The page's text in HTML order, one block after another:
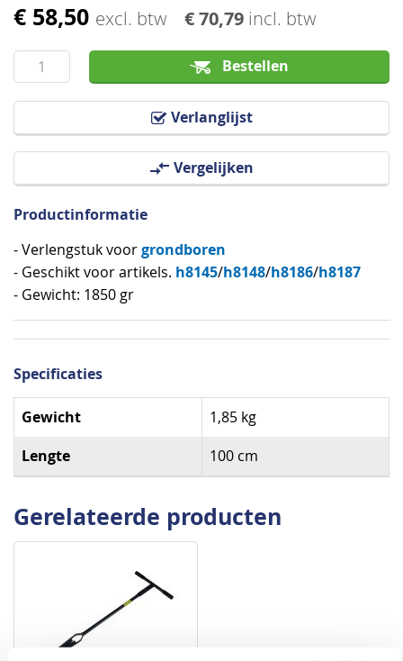
€ 58,50 excl. btw € 70,79 incl. btw
Bestellen
Verlanglijst
Vergelijken
Ga
het
begin
van
Productinformatie
- Verlengstuk voorgrondboren
- Geschikt voor artikels. h8145/h8148/h8186/h8187
- Gewicht: 1850 gr
Specificaties
Specificaties
Gewicht 1,85 kg
Lengte 100 cm
Gerelateerde producten